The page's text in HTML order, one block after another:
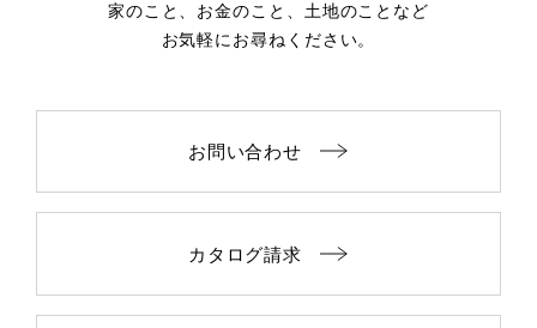
家のこと、お金のこと、土地のことなど
お気軽にお尋ねください。
お問い合わせ
カタログ請求